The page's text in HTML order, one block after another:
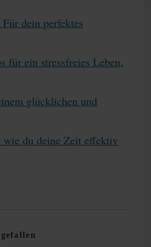
dein perfektes
für ein stressfreies Leben,
glücklichen und
wie du deine Zeit effektiv